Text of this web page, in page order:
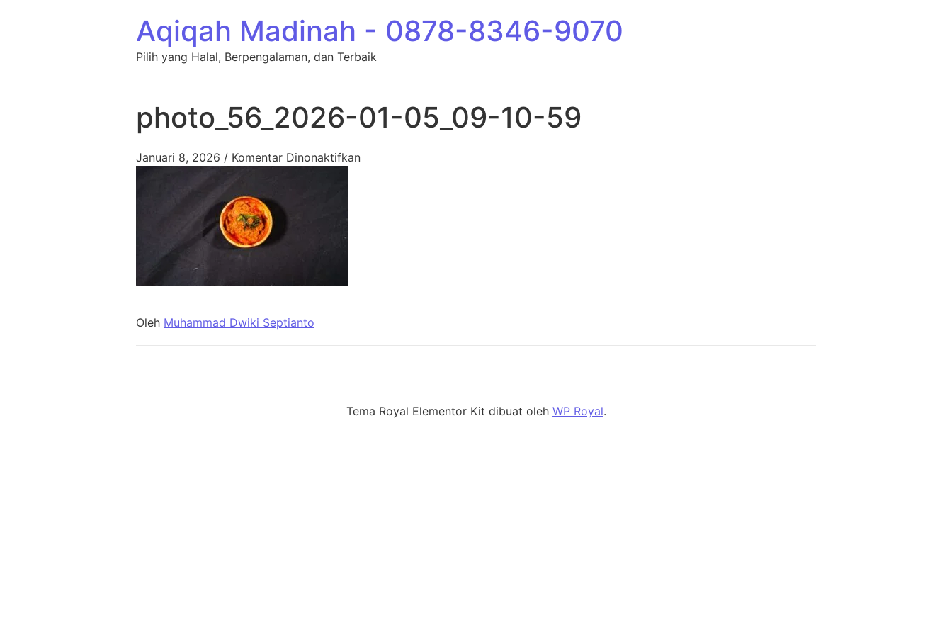
Aqiqah Madinah - 0878-8346-9070
Pilih yang Halal, Berpengalaman, dan Terbaik
photo_56_2026-01-05_09-10-59
Januari 8, 2026 / Komentar Dinonaktifkanpada photo_56_2026-01-05_09-10-59
Oleh Muhammad Dwiki Septianto
Tema Royal Elementor Kit dibuat oleh WP Royal.